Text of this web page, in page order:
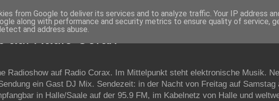
auf Radio Corax
Radioshow auf Radio Corax. Im Mittelpunkt steht elektronische Musik.
ein Gast DJ Mix. Sendezeit: in der Nacht von Freitag auf
in Halle/Saale auf der 95.9 FM, im Kabelnetz von Halle und
from Google to deliver its services and to analyze traffic. Your IP address
along with performance and security metrics to ensure quality of service,
and address abuse.